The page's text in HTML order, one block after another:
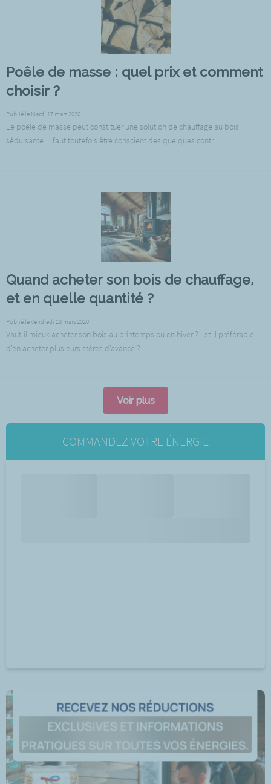
Poêle de masse : quel prix et comment
choisir ?
Publié le Mardi 17 mars 2020
Le poêle de masse peut constituer une solution de chauffage au bois
séduisante. Il faut toutefois être conscient des quelques contr...
Quand acheter son bois de chauffage,
et en quelle quantité ?
Publié le Vendredi 13 mars 2020
Vaut-il mieux acheter son bois au printemps ou en hiver ? Est-il préférable
d’en acheter plusieurs stères d’avance ? ...
Voir plus
COMMANDEZ VOTRE ÉNERGIE